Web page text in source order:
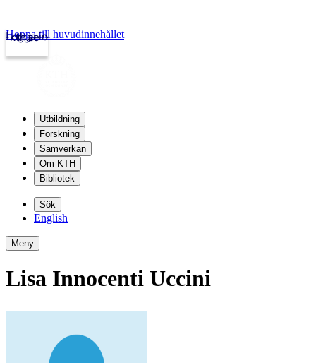
kth.se
Logga in
Hoppa till huvudinnehållet
Utbildning
Forskning
Samverkan
Om KTH
Bibliotek
Sök
English
Meny
Lisa Innocenti Uccini